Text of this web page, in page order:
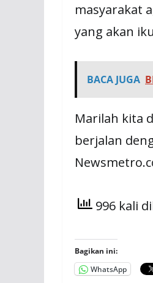
masyarakat
yang akan
BACA JUGA
Marilah kita
berjalan
996 kali
Bagikan ini:
WhatsApp